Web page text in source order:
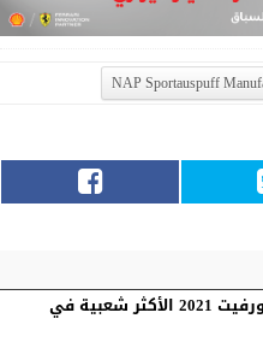
NAP Sportauspuff
شيفروليه C8 كورفيت 2021 الأكثر شعبية في